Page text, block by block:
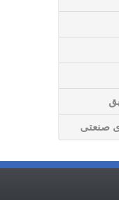
صنعتی